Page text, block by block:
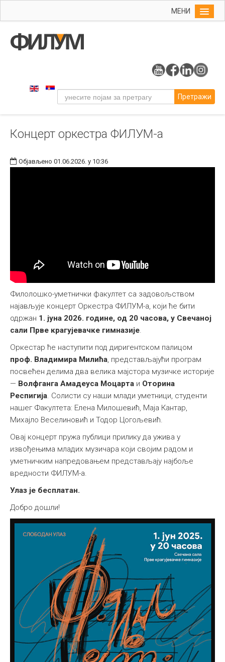
МЕНИ
Упис
Уметност
Музичка уметност
Галерија
Претражи
Концерт оркестра ФИЛУМ-а
Објављено 01.06.2026. у 10:36
Филолошко-уметнички факултет са задовољством
најављује концерт Оркестра ФИЛУМ-а, који ће бити
одржан 1. јуна 2026. године, од 20 часова, у Свечаној
сали Прве крагујевачке гимназије
Оркестар ће наступити под диригентском палицом
проф. Владимира Милића , представљајући програм
посвећен делима два велика мајстора музичке историје
— Волфганга Амадеуса Моцарта и Оторина
Респигија . Солисти су наши млади уметници, студенти
нашег Факултета: Елена Милошевић, Маја Кантар,
Михајло Веселиновић и Тодор Цогољевић.
Овај концерт пружа публици прилику да ужива у
извођењима младих музичара који својим радом и
уметничким напредовањем представљају најбоље
вредности ФИЛУМ-а.
Улаз је бесплатан.
Добро дошли!